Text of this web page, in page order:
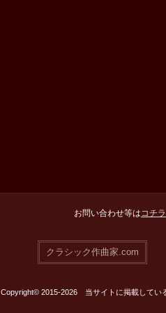
お問い合わせ等は コチラ
クラシック作曲家.com
Copyright© 2015-2026 当サイトに掲載してい